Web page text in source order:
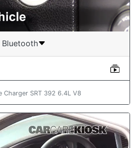
Bluetooth
Charger SRT 392 6.4L V8